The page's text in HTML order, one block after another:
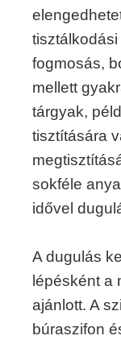
fogmosás,
mellett
tárgyak,
tisztítására
sokféle
idővel
A dugulás
lépésként a
ajánlott. A
búraszifon